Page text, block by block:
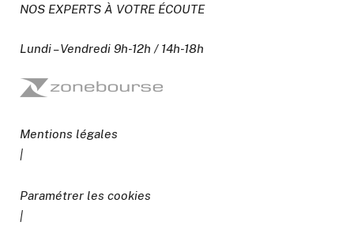
NOS EXPERTS À VOTRE ÉCOUTE
Lundi – Vendredi 9h-12h / 14h-18h
Mentions légales
|
Paramétrer les cookies
|